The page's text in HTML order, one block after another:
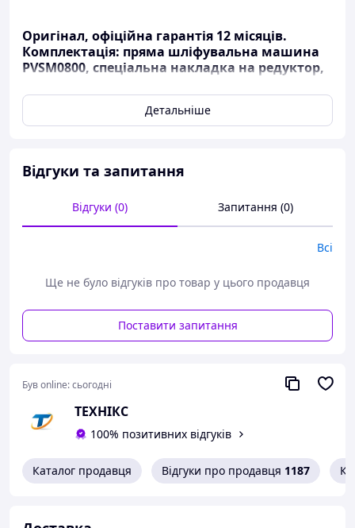
Оригінал, офіційна гарантія 12 місяців.
Комплектація: пряма шліфувальна машина
PVSM0800, спеціальна накладка на редуктор,
Детальніше
Відгуки та запитання
Відгуки (0) Запитання (0)
Всі
Ще не було відгуків про товар у цього продавця
Поставити запитання
Був online:сьогодні
ТЕХНІКС
100% позитивних відгуків
Каталог продавця Відгуки про продавця 1187